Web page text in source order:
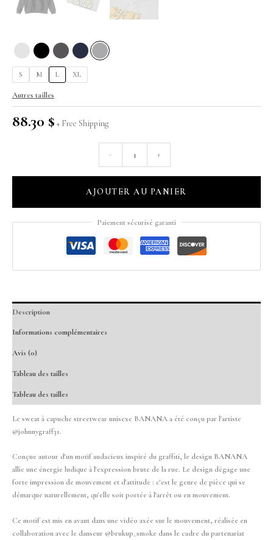
S M L XL
Autres tailles
88.30 $
-
de
-
USYGO
×
+
AJOUTER AU PANIER
Paiement sécurisé garanti
Description
Informations complémentaires
Avis (0)
Tableau des tailles
Tableau des tailles
Le sweat à capuche streetwear unisexe BANANA a été conçu par l'artiste
@johnnygraff31.
Conçue autour d'un motif audacieux inspiré du graffiti, le design BANANA
allie une énergie ludique à l'expression brute de la rue. Le design dégage une
forte impression de mouvement et d'attitude : c'est le genre de pièce qui se
démarque naturellement, qu'elle soit portée à l'arrêt ou en mouvement.
Ce motif est mis en avant dans une vidéo axée sur le mouvement, réalisée en
collaboration avec le danseur @brukup_smoke dans le cadre du partenariat